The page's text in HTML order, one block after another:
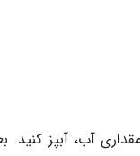
آب، آبپز کنید.